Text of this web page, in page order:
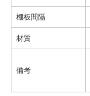
棚板間隔
材質
備考